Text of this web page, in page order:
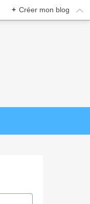
+ Créer mon blog